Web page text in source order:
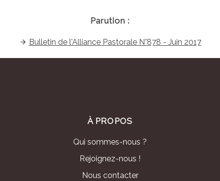
Parution :
Bulletin de l'Alliance Pastorale N°878 - Juin 2017
À PROPOS
Qui sommes-nous ?
Rejoignez-nous !
Nous contacter